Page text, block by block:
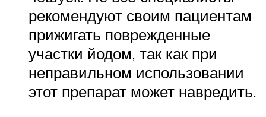
рекомендуют своим пациентам
прижигать поврежденные
участки йодом, так как при
неправильном использовании
этот препарат может навредить.